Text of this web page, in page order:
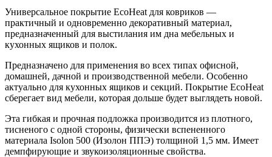
Универсальное покрытие EcoHeat для ковриков —
практичный и одновременно декоративный материал,
предназначенный для выстилания им дна мебельных и
кухонных ящиков и полок.
Предназначено для применения во всех типах офисной,
домашней, дачной и производственной мебели. Особенно
актуально для кухонных ящиков и секций. Покрытие EcoHeat
сберегает вид мебели, которая дольше будет выглядеть новой.
Эта гибкая и прочная подложка производится из плотного,
тисненого с одной стороны, физически вспененного
материала Isolon 500 (Изолон ППЭ) толщиной 1,5 мм. Имеет
демпфирующие и звукоизоляционные свойства.